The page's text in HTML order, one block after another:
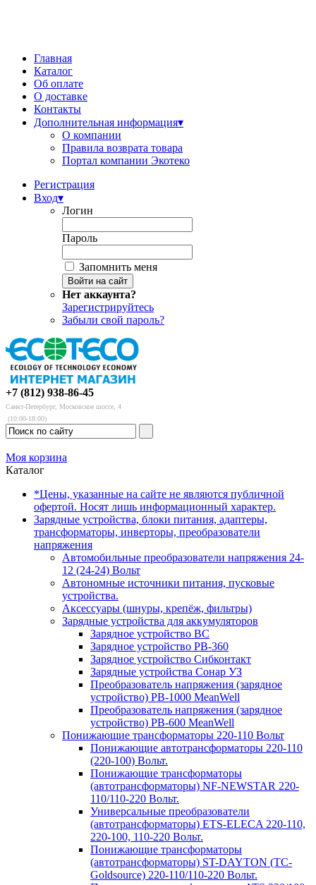
Главная
Каталог
Об оплате
О доставке
Контакты
Дополнительная информация▾
О компании
Правила возврата товара
Портал компании Экотеко
Регистрация
Вход▾
Логин
Пароль
Запомнить меня
Нет аккаунта?
Зарегистрируйтесь
Забыли свой пароль?
+7 (812) 938-86-45
Санкт-Петербург, Московское шоссе, 4
(10:00-18:00)
Моя корзина
Каталог
*Цены, указанные на сайте не являются публичной
офертой. Носят лишь информационный характер.
Зарядные устройства, блоки питания, адаптеры,
трансформаторы, инверторы, преобразователи
напряжения
Автомобильные преобразователи напряжения 24-
12 (24-24) Вольт
Автономные источники питания, пусковые
устройства.
Аксессуары (шнуры, крепёж, фильтры)
Зарядные устройства для аккумуляторов
Зарядное устройство BC
Зарядное устройство PB-360
Зарядное устройство Сибконтакт
Зарядные устройства Сонар УЗ
Преобразователь напряжения (зарядное
устройство) PB-1000 MeanWell
Преобразователь напряжения (зарядное
устройство) PB-600 MeanWell
Понижающие трансформаторы 220-110 Вольт
Понижающие автотрансформаторы 220-110
(220-100) Вольт.
Понижающие трансформаторы
(автотрансформаторы) NF-NEWSTAR 220-
110/110-220 Вольт.
Универсальные преобразователи
(автотрансформаторы) ETS-ELECA 220-110,
220-100, 110-220 Вольт.
Понижающие трансформаторы
(автотрансформаторы) ST-DAYTON (TC-
Goldsource) 220-110/110-220 Вольт.